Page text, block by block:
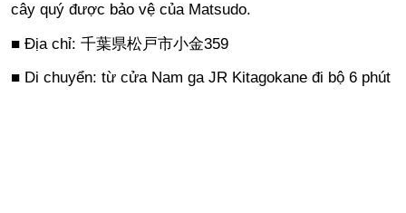
cây quý được bảo vệ của Matsudo.
■ Địa chỉ: 千葉県松戸市小金359
■ Di chuyển: từ cửa Nam ga JR Kitagokane đi bộ 6 phút